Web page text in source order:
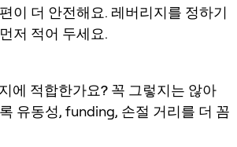
이 더 안전해요. 레버리지를 정하기
저 적어 두세요.
에 적합한가요? 꼭 그렇지는 않아
유동성, funding, 손절 거리를 더 꼼